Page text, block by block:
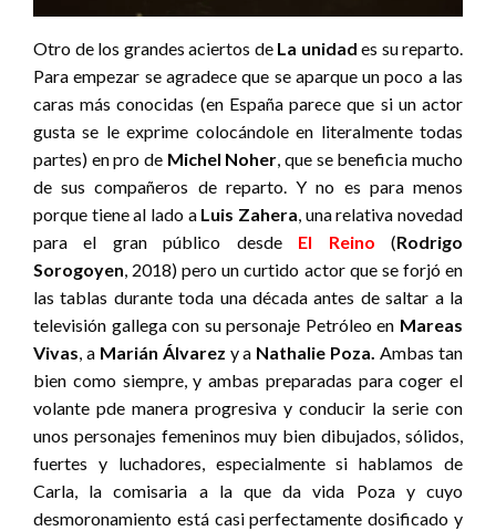
Otro de los grandes aciertos de La unidad es su reparto.
Para empezar se agradece que se aparque un poco a las
caras más conocidas (en España parece que si un actor
gusta se le exprime colocándole en literalmente todas
partes) en pro de Michel Noher, que se beneficia mucho
de sus compañeros de reparto. Y no es para menos
porque tiene al lado a Luis Zahera, una relativa novedad
para el gran público desde El Reino (Rodrigo
Sorogoyen, 2018) pero un curtido actor que se forjó en
las tablas durante toda una década antes de saltar a la
televisión gallega con su personaje Petróleo en Mareas
Vivas, a Marián Álvarez y a Nathalie Poza.Ambas tan
bien como siempre, y ambas preparadas para coger el
volante pde manera progresiva y conducir la serie con
unos personajes femeninos muy bien dibujados, sólidos,
fuertes y luchadores, especialmente si hablamos de
Carla, la comisaria a la que da vida Poza y cuyo
desmoronamiento está casi perfectamente dosificado y